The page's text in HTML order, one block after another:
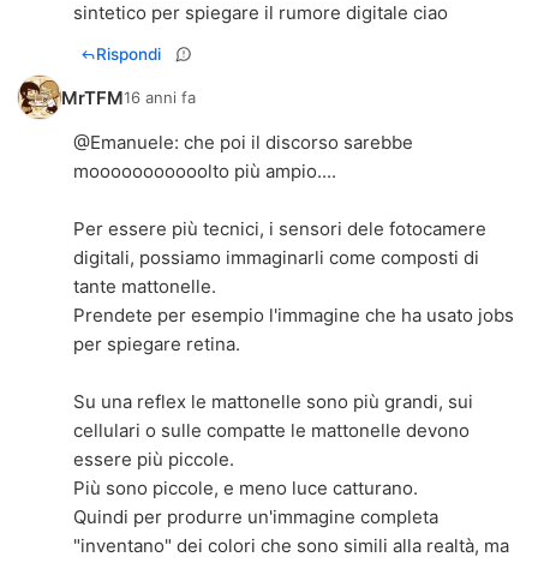
sintetico per spiegare il rumore digitale ciao
Rispondi
MrTFM16 anni fa
@Emanuele: che poi il discorso sarebbe
mooooooooooolto più ampio....
Per essere più tecnici, i sensori dele fotocamere
digitali, possiamo immaginarli come composti di
tante mattonelle.
Prendete per esempio l'immagine che ha usato jobs
per spiegare retina.
Su una reflex le mattonelle sono più grandi, sui
cellulari o sulle compatte le mattonelle devono
essere più piccole.
Più sono piccole, e meno luce catturano.
Quindi per produrre un'immagine completa
"inventano" dei colori che sono simili alla realtà, ma